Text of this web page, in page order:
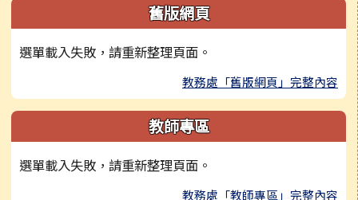
舊版網頁
選單載入失敗，請重新整理頁面。
教務處「舊版網頁」完整內容
教師專區
選單載入失敗，請重新整理頁面。
教務處「教師專區」完整內容